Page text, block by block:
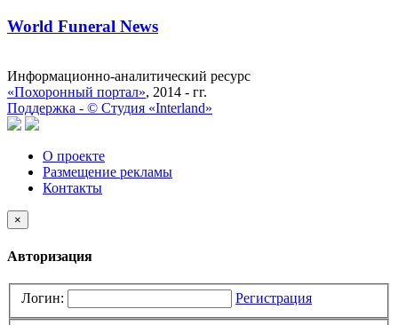
World Funeral News
Информационно-аналитический ресурс
«Похоронный портал», 2014 - гг.
Поддержка - © Cтудия «Interland»
О проекте
Размещение рекламы
Контакты
×
Авторизация
Логин: Регистрация